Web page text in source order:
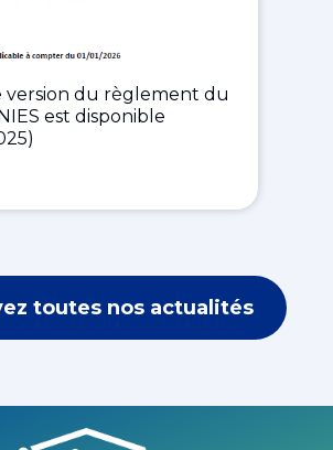
version du règlement du
est disponible
toutes nos actualités